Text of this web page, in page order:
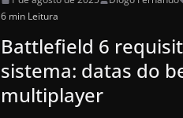
6 min Leitura
Battlefield 6
sistema: datas do
multiplayer